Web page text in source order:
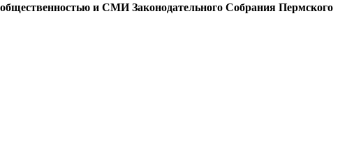
и СМИ Законодательного Собрания Пермского